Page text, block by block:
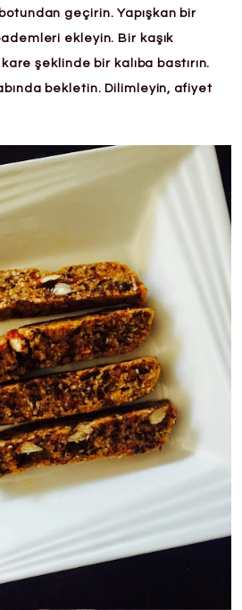
geçirin. Yapışkan bir
ekleyin. Bir kaşık
kare şeklinde bir kalıba bastırın.
bekletin. Dilimleyin, afiyet